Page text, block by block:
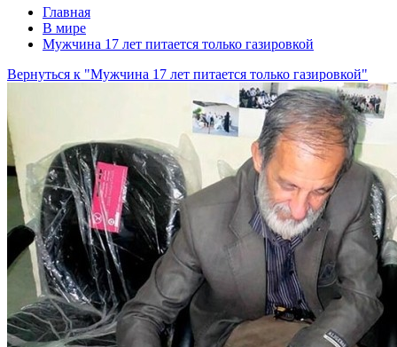
Главная
В мире
Мужчина 17 лет питается только газировкой
Вернуться к "Мужчина 17 лет питается только газировкой"